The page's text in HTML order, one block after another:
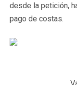
desde la petición,
pago de costas.